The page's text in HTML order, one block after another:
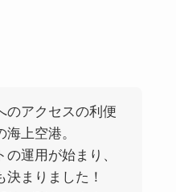
のアクセスの利便
上空港。
運用が始まり、
まりました！